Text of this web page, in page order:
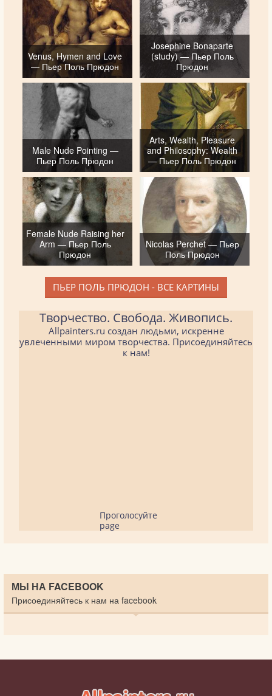
Venus, Hymen and Love
— Пьер Поль Прюдон
Josephine Bonaparte
(study) — Пьер Поль
Прюдон
Male Nude Pointing —
Пьер Поль Прюдон
Arts, Wealth, Pleasure
and Philosophy: Wealth
— Пьер Поль Прюдон
Female Nude Raising her
Arm — Пьер Поль
Прюдон
Nicolas Perchet — Пьер
Поль Прюдон
ПЬЕР ПОЛЬ ПРЮДОН - ВСЕ КАРТИНЫ
Творчество. Свобода. Живопись.
Allpainters.ru создан людьми, искренне
увлеченными миром творчества. Присоединяйтесь
к нам!
Проголосуйте
page
МЫ НА FACEBOOK
Присоединяйтесь к нам на facebook